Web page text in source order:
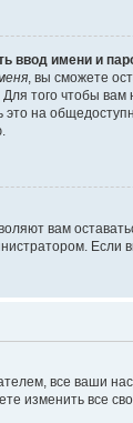
ввод имени и
, вы сможете
того чтобы
на
вам
все ваши
изменить все